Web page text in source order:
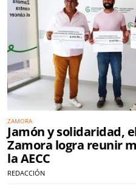
ZAMORA
Jamón y solidaridad,
Zamora logra reunir
la AECC
REDACCIÓN